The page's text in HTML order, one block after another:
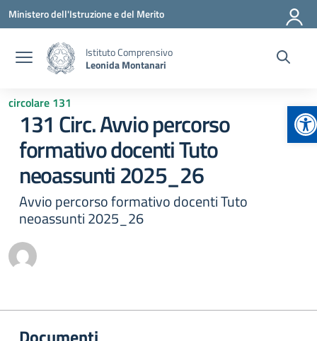
Vai ai contenuti
Vai al menu di navigazione
Vai al footer
Ministero dell'Istruzione e del Merito
Istituto Comprensivo
Leonida Montanari
circolare 131
131 Circ. Avvio percorso
formativo docenti Tuto
neoassunti 2025_26
Avvio percorso formativo docenti Tuto
neoassunti 2025_26